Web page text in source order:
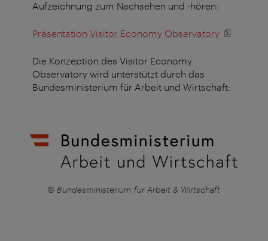
Aufzeichnung zum Nachsehen und -hören:
Präsentation Visitor Economy Observatory
Die Konzeption des Visitor Economy
Observatory wird unterstützt durch das
Bundesministerium für Arbeit und Wirtschaft:
© Bundesministerium für Arbeit & Wirtschaft